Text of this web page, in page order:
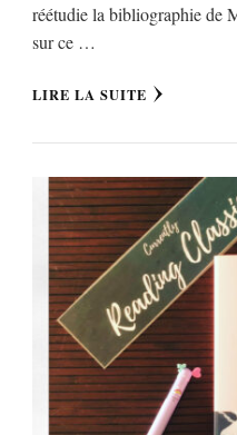
réétudie la bibliographie de
sur ce …
LIRE LA SUITE